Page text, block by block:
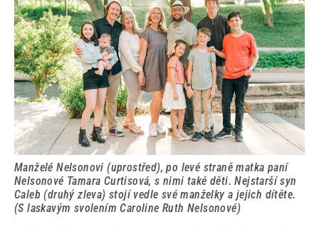
Manželé Nelsonovi (uprostřed), po levé straně matka paní
Nelsonové Tamara Curtisová, s nimi také děti. Nejstarší syn
Caleb (druhý zleva) stojí vedle své manželky a jejich dítěte.
(S laskavým svolením Caroline Ruth Nelsonové)